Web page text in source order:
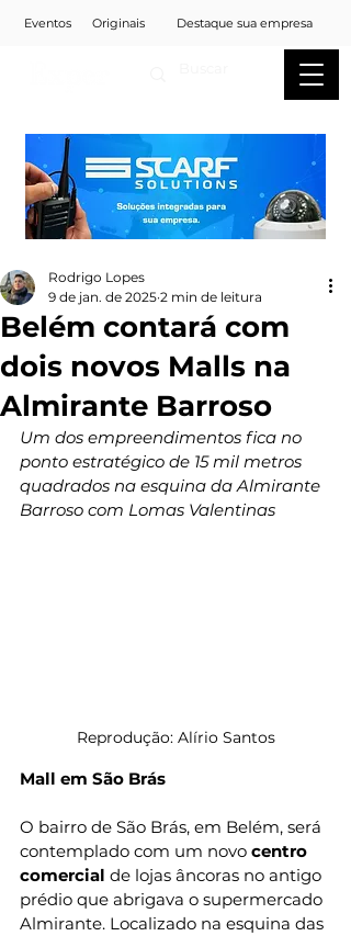
Eventos Originais Destaque sua empresa
Belém contará com
dois novos Malls na
Almirante Barroso
Rodrigo Lopes
9 de jan. de 2025 2 min de leitura
Um dos empreendimentos fica no
ponto estratégico de 15 mil metros
quadrados na esquina da Almirante
Barroso com Lomas Valentinas
Reprodução: Alírio Santos
Mall em São Brás
O bairro de São Brás, em Belém, será
contemplado com um novo centro
comercial de lojas âncoras no antigo
prédio que abrigava o supermercado
Almirante. Localizado na esquina das